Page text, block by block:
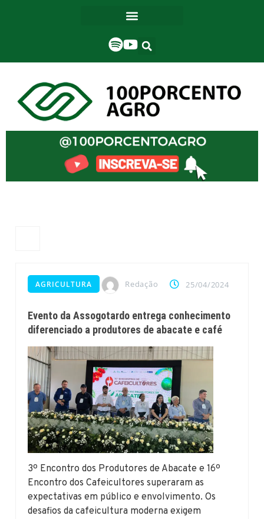
AGRICULTURA Redação 25/04/2024
Evento da Assogotardo entrega conhecimento
diferenciado a produtores de abacate e café
3º Encontro dos Produtores de Abacate e 16º
Encontro dos Cafeicultores superaram as
expectativas em público e envolvimento. Os
desafios da cafeicultura moderna exigem